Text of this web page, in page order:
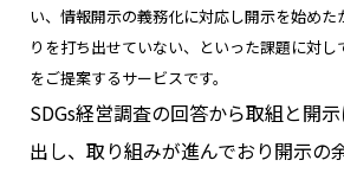
い、情報開示の義務化に対応し開示を始め
りを打ち出せていない、といった課題に対
をご提案するサービスです。
SDGs経営調査の回答から取組と開
出し、取り組みが進んでおり開示の